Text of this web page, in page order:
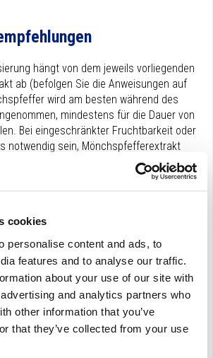
cookies
personalise content and ads, to
features and to analyse our traffic.
about your use of our site with
and analytics partners who
other information that you’ve
that they’ve collected from your use
hängt von dem jeweils vorliegenden
ab (befolgen Sie die Anweisungen auf
wird am besten während des
mindestens für die Dauer von
Bei eingeschränkter Fruchtbarkeit oder
notwendig sein, Mönchspfefferextrakt
(bis zu 18 Monate).
des Hormonhaushalts verringert
möglicherweise die Wirksamkeit von
Hormonspirale. Nehmen Sie keine
ein, als auf der Verpackung eines
Präparats empfohlen wird.
Mönchspfeffer nicht in Kombination mit
(Metoclopramid und
wie Chlorpromazin, Clozapin, Olanzapin
theoretisch kann Mönchspfeffer die